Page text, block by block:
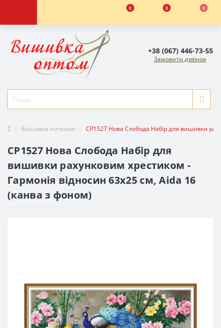
0 0 0
+38 (067) 446-73-55
Замовити дзвінок
Вишивка нитками СР1527 Нова Слобода Набір для вишивки
СР1527 Нова Слобода Набір для
вишивки рахунковим хрестиком -
Гармонія відносин 63x25 см, Aida 16
(канва з фоном)